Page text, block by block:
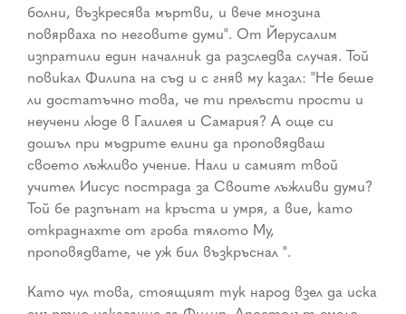
болни, възкресява мъртви, и вече мнозина
повярваха по неговите думи". От Йерусалим
изпратили един началник да разследва случая. Той
повикал Филипа на съд и с гняв му казал: "Не беше
ли достатъчно това, че ти прелъсти прости и
неучени люде в Галилея и Самария? А още си
дошъл при мъдрите елини да проповядваш
своето лъжливо учение. Нали и самият твой
учител Иисус пострада за Своите лъжливи думи?
Той бе разпънат на кръста и умря, а вие, като
откраднахте от гроба тялото Му,
проповядвате, че уж бил възкръснал ".
Като чул това, стоящият тук народ взел да иска